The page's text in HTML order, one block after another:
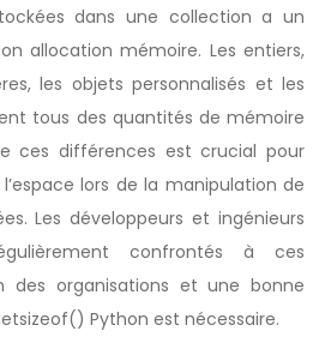
dans une collection a un
allocation mémoire. Les entiers,
les objets personnalisés et les
tous des quantités de mémoire
ces différences est crucial pour
lors de la manipulation de
Les développeurs et ingénieurs
confrontés à ces
des organisations et une bonne
Python est nécessaire.